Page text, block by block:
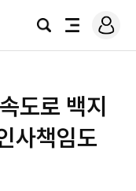
검
전
로
그
도로 백지
사책임도